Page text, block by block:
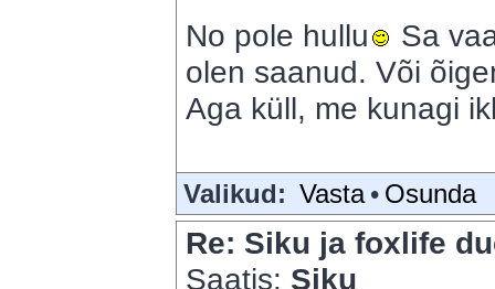
No pole hullu
Sa
olen saanud. Või
Aga küll, me kunagi
Valikud: Vasta • Osunda
Re: Siku ja foxlife
Saatis: Siku